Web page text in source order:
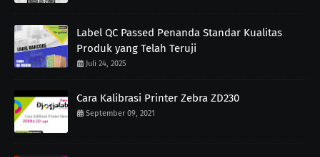
Label QC Passed Penanda Standar Kualitas
Produk yang Telah Teruji
Juli 24, 2025
Cara Kalibrasi Printer Zebra ZD230
September 09, 2021